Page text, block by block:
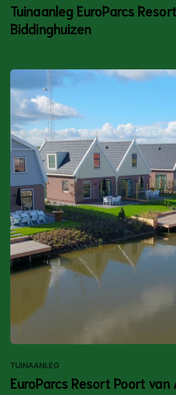
Tuinaanleg EuroParcs
Biddinghuizen
TUINAANLEG
EuroParcs Resort Poort van